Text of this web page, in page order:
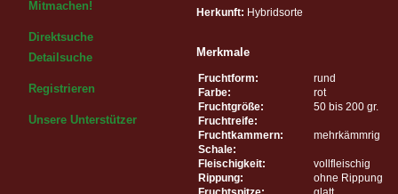
Mitmachen!
Direktsuche
Detailsuche
Registrieren
Unsere Unterstützer
Herkunft: Hybridsorte
Merkmale
Fruchtform:
rund
Farbe:
rot
Fruchtgröße:
50 bis 200 gr.
Fruchtreife:
Fruchtkammern:
mehrkämmrig
Schale:
Fleischigkeit:
vollfleischig
Rippung:
ohne Rippung